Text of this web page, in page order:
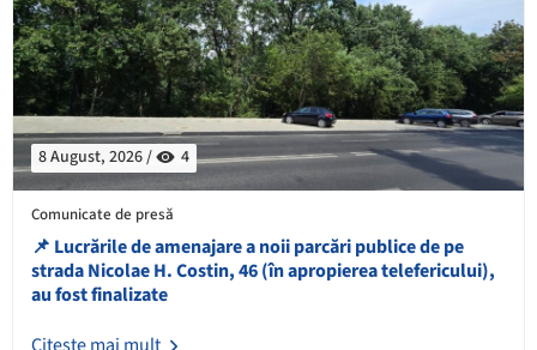
8 August, 2026 / 4
Comunicate de presă
📌 ​Lucrările de amenajare a noii parcări publice de pe
strada Nicolae H. Costin, 46 (în apropierea telefericului),
au fost finalizate
Citește mai mult